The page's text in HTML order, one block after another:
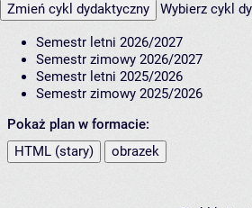
Zmień cykl dydaktyczny Wybierz cykl
Semestr letni 2026/2027
Semestr zimowy 2026/2027
Semestr letni 2025/2026
Semestr zimowy 2025/2026
Pokaż plan w formacie:
HTML (stary)
obrazek